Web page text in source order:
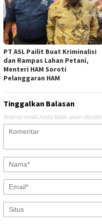
PT ASL Pailit Buat Kriminalisi
dan Rampas Lahan Petani,
Menteri HAM Soroti
Pelanggaran HAM
Tinggalkan Balasan
Alamat email Anda tidak akan